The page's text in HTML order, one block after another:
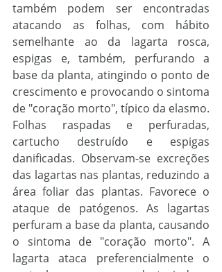
também podem ser encontradas
atacando as folhas, com hábito
semelhante ao da lagarta rosca,
espigas e, também, perfurando a
base da planta, atingindo o ponto de
crescimento e provocando o sintoma
de "coração morto", típico da elasmo.
Folhas raspadas e perfuradas,
cartucho destruído e espigas
danificadas. Observam-se excreções
das lagartas nas plantas, reduzindo a
área foliar das plantas. Favorece o
ataque de patógenos. As lagartas
perfuram a base da planta, causando
o sintoma de "coração morto". A
lagarta ataca preferencialmente o